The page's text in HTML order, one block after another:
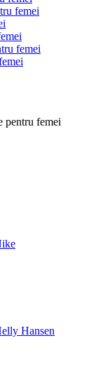
femei
femei
pentru femei
Hansen